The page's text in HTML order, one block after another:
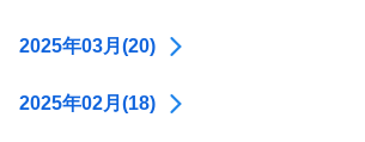
2025年03月(20)
2025年02月(18)